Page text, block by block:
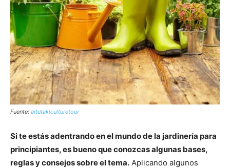
Fuente: aitutakiculturetour
Si te estás adentrando en el mundo de la jardinería para
principiantes, es bueno que conozcas algunas bases,
reglas y consejos sobre el tema. Aplicando algunos